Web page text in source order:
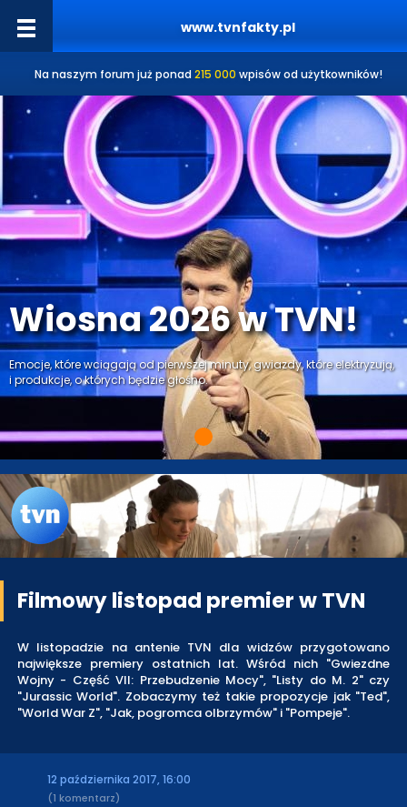
www.tvnfakty.pl
Na naszym forum już ponad 215 000 wpisów od użytkowników!
Wiosna 2026 w TVN!
Emocje, które wciągają od pierwszej minuty, gwiazdy, które elektryzują,
i produkcje, o których będzie głośno.
Filmowy listopad premier w TVN
W listopadzie na antenie TVN dla widzów przygotowano
największe premiery ostatnich lat. Wśród nich "Gwiezdne
Wojny - Część VII: Przebudzenie Mocy", "Listy do M. 2" czy
"Jurassic World". Zobaczymy też takie propozycje jak "Ted",
"World War Z", "Jak, pogromca olbrzymów" i "Pompeje".
12 października 2017, 16:00
(1 komentarz)